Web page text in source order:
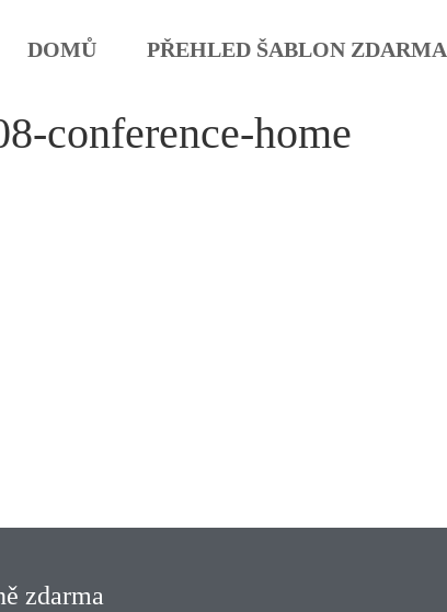
DOMŮ PŘEHLED ŠABLON ZDARMA
conference-home
zdarma